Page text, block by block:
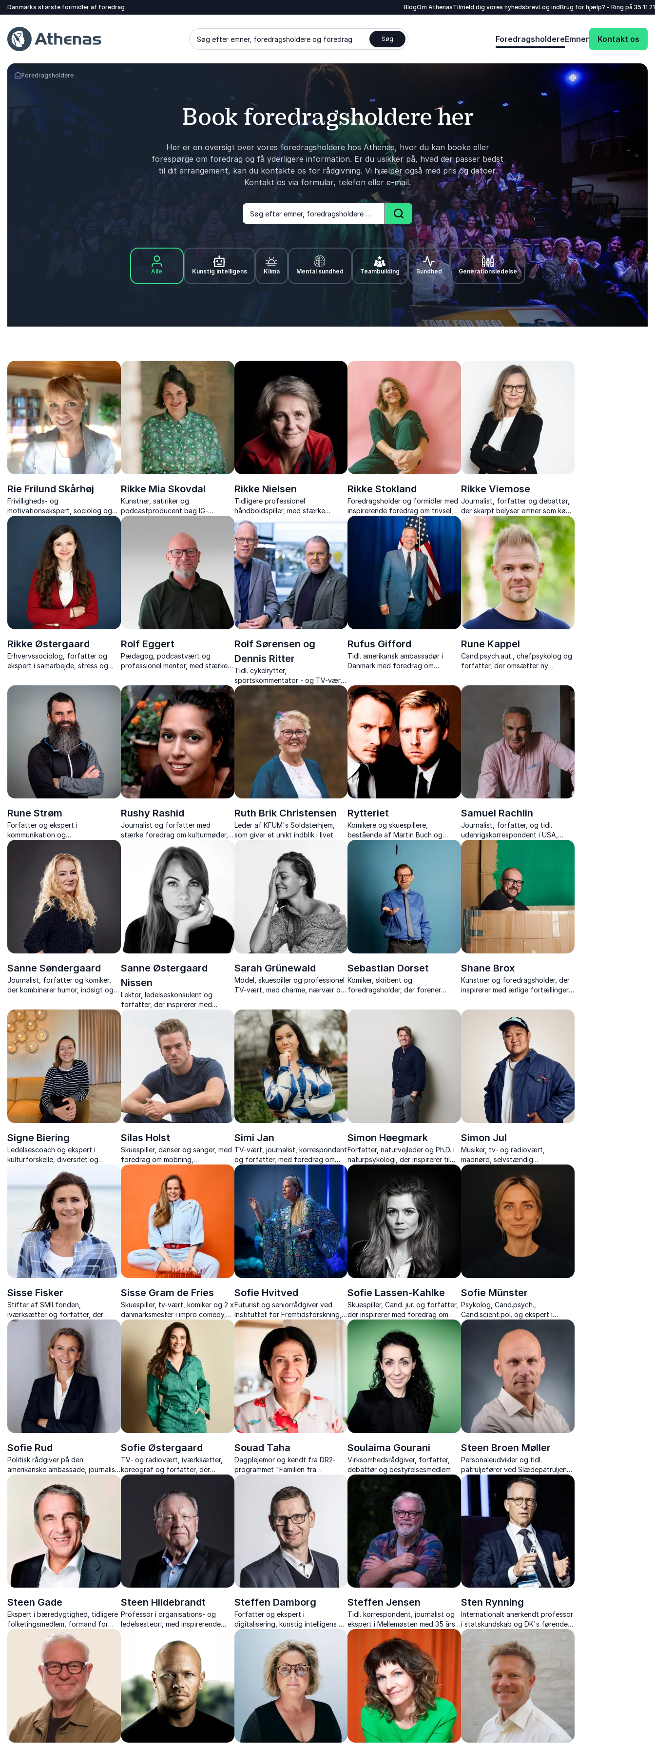
Danmarks største formidler af foredrag BlogOm AthenasTilmeld dig vores nyhedsbrevLog indBrug for hjælp? - Ring på 35 11
Søg efter emner, foredragsholdere og foredrag Søg ForedragsholdereEmner Kontakt os
Tilbage til forsiden
Foredragsholdere
Book foredragsholdere her
Her er en oversigt over vores foredragsholdere hos Athenas, hvor du kan booke eller
forespørge om foredrag og få yderligere information. Er du usikker på, hvad der passer bedst
til dit arrangement, kan du kontakte os for rådgivning. Vi hjælper også med pris og datoer.
Kontakt os via formular, telefon eller e-mail.
Søg efter emner, foredragsholdere og foredrag Søg
Alle Kunstig intelligens Klima Mental sundhed Teambuilding Sundhed Generationsledelse
Rie Frilund Skårhøj
Frivilligheds- og
motivationsekspert, sociolog og
forfatter, med over 20 års erfaring
med frivillige og ledelse.
Rikke Mia Skovdal
Kunstner, satiriker og
podcastproducent bag IG-
kontoen “rikkemiaskovdal”, med
trivsel og mental bæredygtighed.
Rikke Nielsen
Tidligere professionel
håndboldspiller, med stærke
fortællinger om modgang, håb og
inklusion gennem sport.
Rikke Stokland
Foredragsholder og formidler med
inspirerende foredrag om trivsel,
præstationspres, relationer og
modet til at være sig selv.
Rikke Viemose
Journalist, forfatter og debattør,
der skarpt belyser emner som køn,
stalking, kultur og cancelkultur
med erfaringer fra hendes
professionelle og personlige liv.
Rikke Østergaard
Erhvervssociolog, forfatter og
ekspert i samarbejde, stress og
Rolf Eggert
Pædagog, podcastvært og
professionel mentor, med stærke
relationer og håb – baseret på en
livsrejse fra modgang til
meningsfuldhed.
Rolf Sørensen og
Dennis Ritter
Tidl. cykelrytter,
sportskommentator - og TV-vært,
med foredrag om Touren,
cykelsportens hemmeligheder og
personlige anekdoter fra
cykellegenden og kommentatoren.
Rufus Gifford
Tidl. amerikansk ambassadør i
Danmark med foredrag om
moderne lederskab.
Rune Kappel
Cand.psych.aut., chefpsykolog og
forfatter, der omsætter ny
praktisk viden om psykologi,
digital trivsel og selvkontrol.
Rune Strøm
Forfatter og ekspert i
kommunikation og
konflikthåndtering, med
humoristiske og indsigtsrige
foredrag der giver stærke
Rushy Rashid
Journalist og forfatter med
stærke foredrag om kulturmøder,
demokrati og mangfoldighed –
baseret på egne livserfaringer.
Ruth Brik Christensen
Leder af KFUM's Soldaterhjem,
som giver et unikt indblik i livet
brændpunkter – fortalt med
varme, humor og dyb indsigt.
Rytteriet
Komikere og skuespillere,
bestående af Martin Buch og
Rasmus Botoft der leverer humor
og satire i topklasse
Samuel Rachlin
Journalist, forfatter, og tidl.
udenrigskorrespondent i USA,
Rusland og Sovjetunionen, med
fascinerende indblik i politik,
medier og verdenshistorie.
Sanne Søndergaard
Journalist, forfatter og komiker,
der kombinerer humor, indsigt og
angst, mobning og fællesskab.
Sanne Østergaard
Nissen
Lektor, ledelseskonsulent og
forfatter, der inspirerer med
stærke foredrag om trivsel,
perfektionisme og personligt
lederskab – med varme, indsigt og
Sarah Grünewald
Model, skuespiller og professionel
TV-vært, med charme, nærvær og
Sebastian Dorset
Komiker, skribent og
foredragsholder, der forener
livet og mentale udfordringer.
Shane Brox
Kunstner og foredragsholder, der
inspirerer med ærlige fortællinger
slippe perfektionismen.
Signe Biering
Ledelsescoach og ekspert i
kulturforskelle, diversitet og
Silas Holst
Skuespiller, danser og sanger, med
foredrag om mobning,
mangfoldighed og mod til at stå
ved sig selv – fyldt med nærvær
og autentiske historier.
Simi Jan
TV-vært, journalist, korrespondent
og forfatter, med foredrag om
livet som korrespondent,
Mellemøstens konflikter og modet
til at følge sine drømme.
Simon Høegmark
Forfatter, naturvejleder og Ph.D. i
naturpsykologi, der inspirerer til
bedre trivsel gennem naturens
helende kræfter.
Simon Jul
Musiker, tv- og radiovært,
madnørd, selvstændig
iværksætter, komiker og ildsjæl
med passion for fællesskab,
bæredygtighed og
menneskelighed.
Sisse Fisker
Stifter af SMILfonden,
iværksætter og forfatter, der
inspirerer med stærke historier om
livsglæde, mod og ansvar for eget
Sisse Gram de Fries
Skuespiller, tv-vært, komiker og 2 x
danmarksmester i impro comedy,
der inspirerer til at spille hinanden
gode og sparke arbejdsglæden i
vejret
Sofie Hvitved
Futurist og seniorrådgiver ved
Instituttet for Fremtidsforskning,
ekspert i teknologi og medier.
Sofie Lassen-Kahlke
Skuespiller, Cand. jur. og forfatter,
der inspirerer med foredrag om
personlig branding, modet til at
lykkes og forfatterskab
Sofie Münster
Psykolog, Cand.psych.,
Cand.scient.pol. og ekspert i
børne- og familieliv
Sofie Rud
Politisk rådgiver på den
amerikanske ambassade, journalist,
tidligere korrespondent i USA og
kommunikationsdirektør
Sofie Østergaard
TV- og radiovært, iværksætter,
koreograf og forfatter, der
inspirerer til overskud, investering
og et liv i balance.
Souad Taha
Dagplejemor og kendt fra DR2-
programmet "Familien fra
Lærkevejen"
Soulaima Gourani
Virksomhedsrådgiver, forfatter,
debattør og bestyrelsesmedlem
Steen Broen Møller
Personaleudvikler og tidl.
patruljefører ved Slædepatruljen
Sirius
Steen Gade
Ekspert i bæredygtighed, tidligere
folketingsmedlem, formand for
Rådet for samfundsansvar og
verdensmål og engageret stemme i
klima- og europapolitik.
Steen Hildebrandt
Professor i organisations- og
ledelsesteori, med inspirerende
foredrag om bæredygtighed,
ledelse og FN’s 17 verdensmål.
Steffen Damborg
Forfatter og ekspert i
digitalisering, kunstig intelligens og
ledelse, der deler viden og
værktøjer til succesfuld digital
transformation.
Steffen Jensen
Tidl. korrespondent, journalist og
ekspert i Mellemøsten med 35 års
erfaring fra verdens
brændpunkter.
Sten Rynning
Internationalt anerkendt professor
i statskundskab og DK's førende
analytiker af NATO og europæisk
sikkerhed, med foredrag om netop
NATO og EU's Sikkerhed.